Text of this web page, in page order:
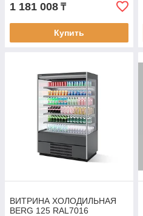
1 181 008 ₸
Купить
ВИТРИНА ХОЛОДИЛЬНАЯ
BERG 125 RAL7016